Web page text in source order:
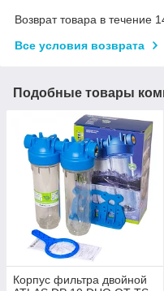
Возврат товара в течение
Все условия возврата
Подобные товары
Корпус фильтра двойной